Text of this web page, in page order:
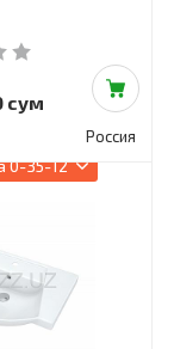
сум
Россия
0-35-12